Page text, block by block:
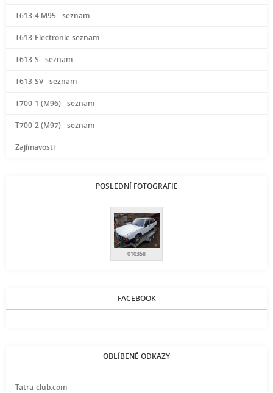
T613-4 M95 - seznam
T613-Electronic-seznam
T613-S - seznam
T613-SV - seznam
T700-1 (M96) - seznam
T700-2 (M97) - seznam
Zajímavosti
POSLEDNÍ FOTOGRAFIE
010358
FACEBOOK
OBLÍBENÉ ODKAZY
Tatra-club.com